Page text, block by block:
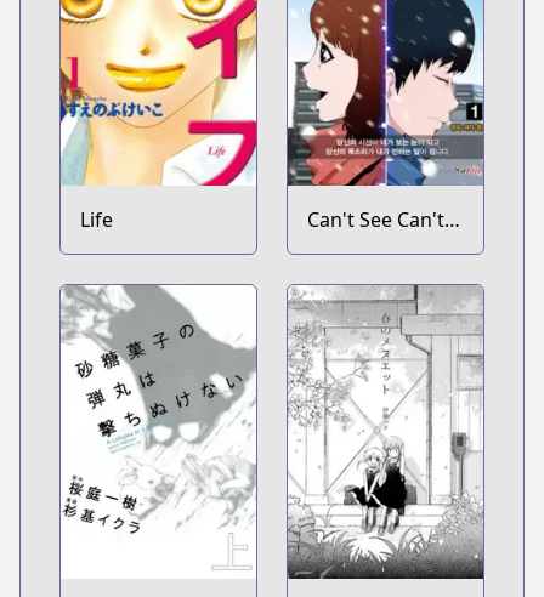
Life
Can't See Can't
Hear But Love